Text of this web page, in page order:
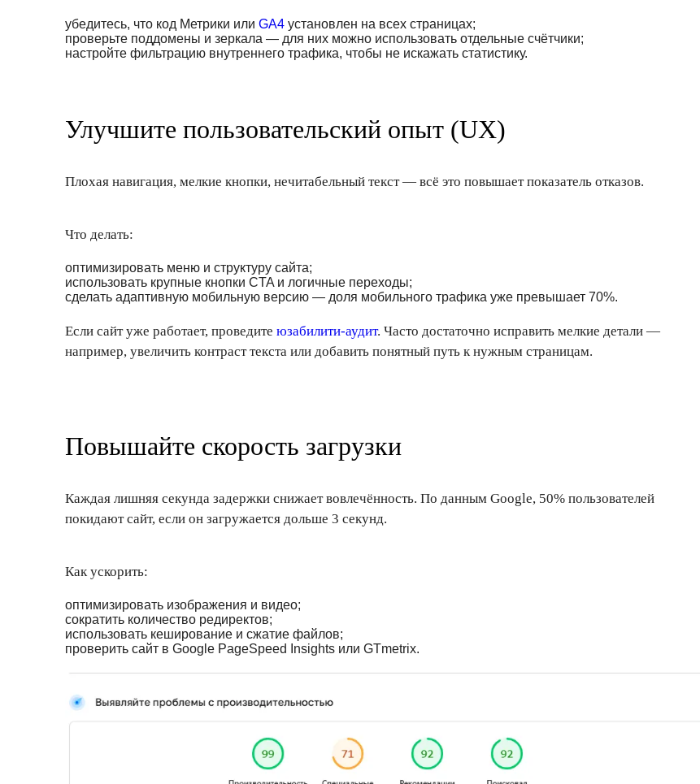
убедитесь, что код Метрики или GA4 установлен на всех страницах;
проверьте поддомены и зеркала — для них можно использовать отдельные счётчики;
настройте фильтрацию внутреннего трафика, чтобы не искажать статистику.
Улучшите пользовательский опыт (UX)
Плохая навигация, мелкие кнопки, нечитабельный текст — всё это повышает показатель отказов.
Что делать:
оптимизировать меню и структуру сайта;
использовать крупные кнопки CTA и логичные переходы;
сделать адаптивную мобильную версию — доля мобильного трафика уже превышает 70%.
Если сайт уже работает, проведите юзабилити-аудит. Часто достаточно исправить мелкие детали —
например, увеличить контраст текста или добавить понятный путь к нужным страницам.
Повышайте скорость загрузки
Каждая лишняя секунда задержки снижает вовлечённость. По данным Google, 50% пользователей
покидают сайт, если он загружается дольше 3 секунд.
Как ускорить:
оптимизировать изображения и видео;
сократить количество редиректов;
использовать кеширование и сжатие файлов;
проверить сайт в Google PageSpeed Insights или GTmetrix.